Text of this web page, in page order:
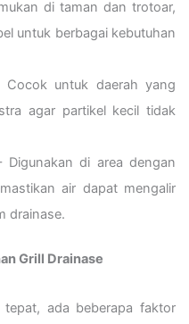
di taman dan trotoar,
untuk berbagai kebutuhan
Cocok untuk daerah yang
agar partikel kecil tidak
Digunakan di area dengan
air dapat mengalir
drainase.
Grill Drainase
ada beberapa faktor